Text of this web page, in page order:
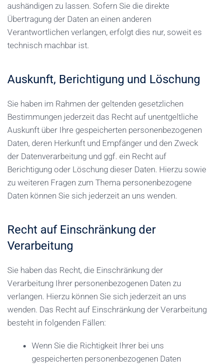
aushändigen zu lassen. Sofern Sie die direkte
Übertragung der Daten an einen anderen
Verantwortlichen verlangen, erfolgt dies nur, soweit es
technisch machbar ist.
Auskunft, Berichtigung und Löschung
Sie haben im Rahmen der geltenden gesetzlichen
Bestimmungen jederzeit das Recht auf unentgeltliche
Auskunft über Ihre gespeicherten personenbezogenen
Daten, deren Herkunft und Empfänger und den Zweck
der Datenverarbeitung und ggf. ein Recht auf
Berichtigung oder Löschung dieser Daten. Hierzu sowie
zu weiteren Fragen zum Thema personenbezogene
Daten können Sie sich jederzeit an uns wenden.
Recht auf Einschränkung der
Verarbeitung
Sie haben das Recht, die Einschränkung der
Verarbeitung Ihrer personenbezogenen Daten zu
verlangen. Hierzu können Sie sich jederzeit an uns
wenden. Das Recht auf Einschränkung der Verarbeitung
besteht in folgenden Fällen:
Wenn Sie die Richtigkeit Ihrer bei uns
gespeicherten personenbezogenen Daten